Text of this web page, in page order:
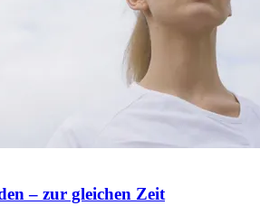
– zur gleichen Zeit